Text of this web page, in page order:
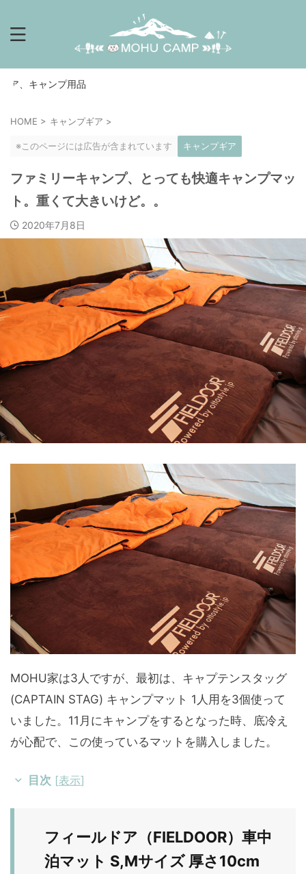
ンプ用品
HOME > キャンプギア >
※このページには広告が含まれています キャンプギア
ファミリーキャンプ、とっても快適キャンプマッ
ト。重くて大きいけど。。
2020年7月8日
MOHU家は3人ですが、最初は、キャプテンスタッグ
(CAPTAIN STAG) キャンプマット 1人用を3個使って
いました。11月にキャンプをするとなった時、底冷え
が心配で、この使っているマットを購入しました。
目次 [表示]
フィールドア（FIELDOOR） 車中
泊マット S,Mサイズ 厚さ10cm